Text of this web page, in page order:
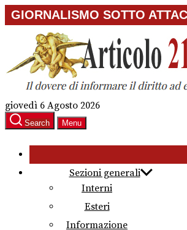
Skip
to
content
GIORNALISMO SOTTO
giovedì 6 Agosto 2026
Search Menu
Sezioni generali
Interni
Esteri
Informazione